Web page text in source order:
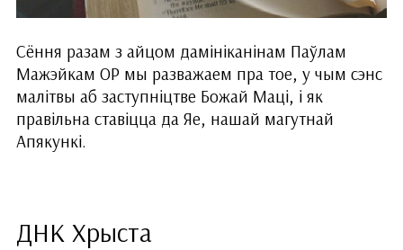
Сёння разам з айцом дамініканінам Паўлам
Мажэйкам ОР мы разважаем пра тое, у чым сэнс
малітвы аб заступніцтве Божай Маці, і як
правільна ставіцца да Яе, нашай магутнай
Апякункі.
ДНК Хрыста